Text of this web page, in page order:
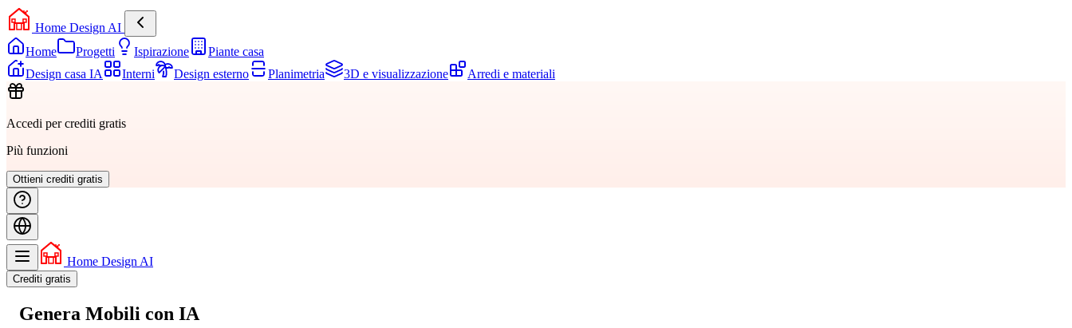
Home Design AI
Home
Progetti Ispirazione
Piante casa
Design casa IA
Interni Design esterno Planimetria 3D e visualizzazione Arredi e materiali
Accedi per crediti gratis
Più funzioni
Ottieni crediti gratis
Home Design AI
Crediti gratis
Genera Mobili con IA